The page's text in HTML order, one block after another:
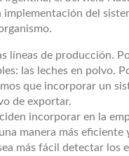
del
líneas de producción.
las leches en polvo.
que incorporar un
de exportar.
incorporar en la
manera más eficiente
más fácil detectar los